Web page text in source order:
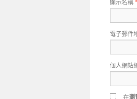
顯示名稱*
電子郵件
個人網站
在瀏